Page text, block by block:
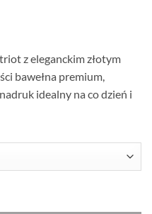
z eleganckim złotym
bawełna premium,
idealny na co dzień i